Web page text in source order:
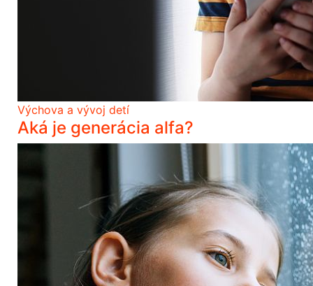
Výchova a vývoj detí
Aká je generácia alfa?